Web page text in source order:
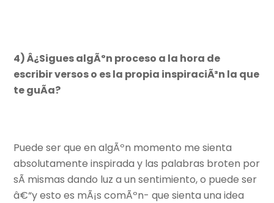
4) Â¿Sigues algÃºn proceso a la hora de
escribir versos o es la propia inspiraciÃ³n la que
te guÃ­a?
Puede ser que en algÃºn momento me sienta
absolutamente inspirada y las palabras broten por
sÃ­ mismas dando luz a un sentimiento, o puede ser
â€“y esto es mÃ¡s comÃºn- que sienta una idea